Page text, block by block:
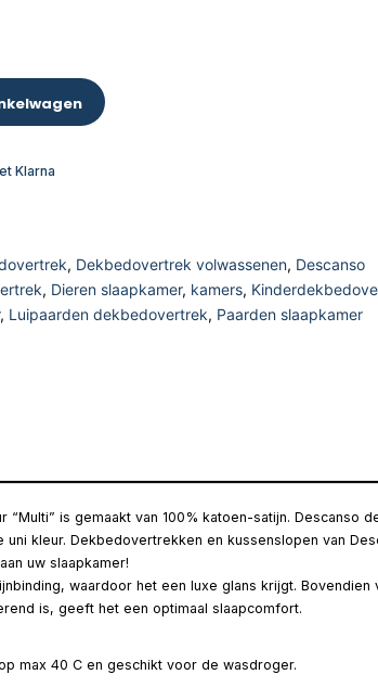
Klarna
, Dekbedovertrek volwassenen, Descanso
, Dieren slaapkamer, kamers,
, Luipaarden dekbedovertrek, Paarden slaapkamer
is gemaakt van 100% katoen-satijn. Descanso
kleur. Dekbedovertrekken en kussenslopen van
uw slaapkamer!
waardoor het een luxe glans krijgt. Bovendien
is, geeft het een optimaal slaapcomfort.
max 40 C en geschikt voor de wasdroger.